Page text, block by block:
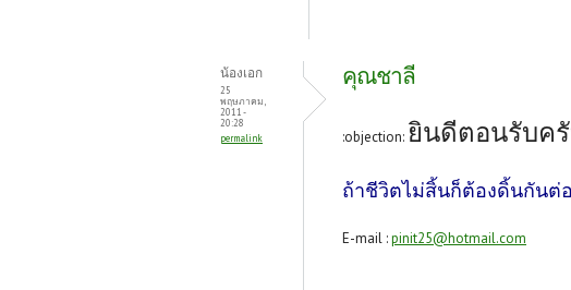
น้องเอก
25
พฤษภาคม,
2011 -
20:28
permalink
คุณชาลี
:objection: ยินดีตอนรับค
ถ้าชีวิตไม่สิ้นก็ต้องดิ้นกันต่อ
E-mail :pinit25@hotmail.com